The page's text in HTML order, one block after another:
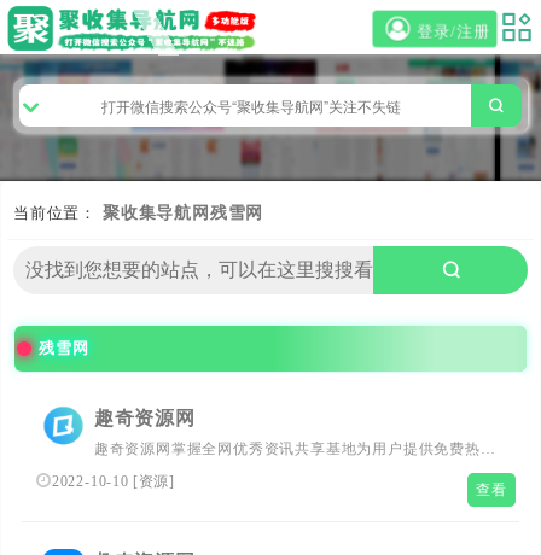
登录/注册
当前位置： 聚收集导航网 残雪网
残雪网
趣奇资源网
趣奇资源网掌握全网优秀资讯共享基地为用户提供免费热门
绿色精品软件，专注发布最新活动资讯，给用户打造了免费
分享优质软件资源平台，保证无病毒、木马插件请大家放心
2022-10-10 [资源] 查看